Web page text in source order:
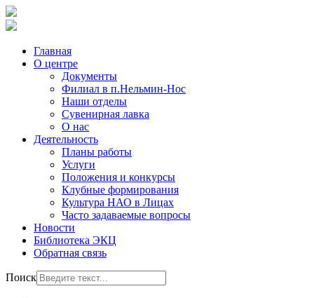
Главная
О центре
Документы
Филиал в п.Нельмин-Нос
Наши отделы
Сувенирная лавка
О нас
Деятельность
Планы работы
Услуги
Положения и конкурсы
Клубные формирования
Культура НАО в Лицах
Часто задаваемые вопросы
Новости
Библиотека ЭКЦ
Обратная связь
Поиск